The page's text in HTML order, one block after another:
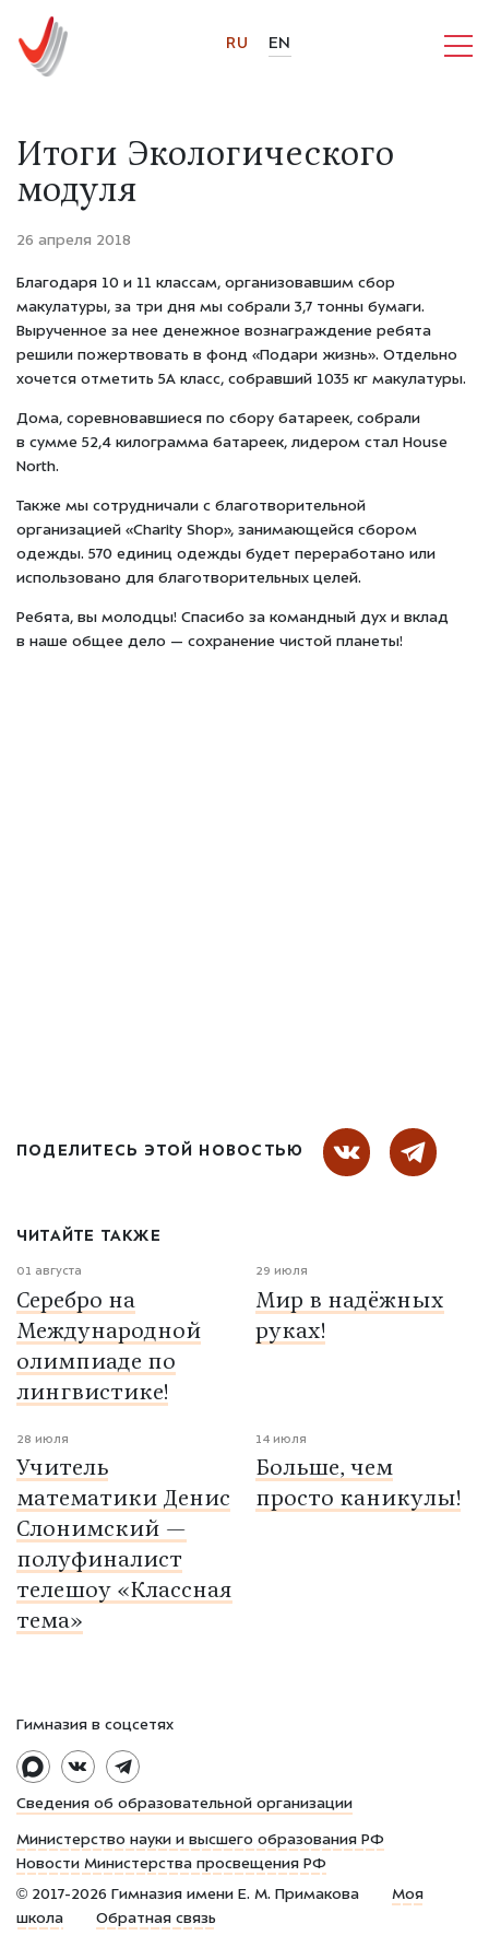
RU EN
Итоги Экологического
модуля
26 апреля 2018
Благодаря 10 и 11 классам, организовавшим сбор
макулатуры, за три дня мы собрали 3,7 тонны бумаги.
Вырученное за нее денежное вознаграждение ребята
решили пожертвовать в фонд «Подари жизнь». Отдельно
хочется отметить 5А класс, собравший 1035 кг макулатуры.
Дома, соревновавшиеся по сбору батареек, собрали
в сумме 52,4 килограмма батареек, лидером стал House
North.
Также мы сотрудничали с благотворительной
организацией «Charity Shop», занимающейся сбором
одежды. 570 единиц одежды будет переработано или
использовано для благотворительных целей.
Ребята, вы молодцы! Спасибо за командный дух и вклад
в наше общее дело — сохранение чистой планеты!
ПОДЕЛИТЕСЬ ЭТОЙ НОВОСТЬЮ
ЧИТАЙТЕ ТАКЖЕ
01 августа
Серебро на
Международной
олимпиаде по
лингвистике!
29 июля
Мир в надёжных
руках!
28 июля
Учитель
математики Денис
Слонимский —
полуфиналист
телешоу «Классная
тема»
14 июля
Больше, чем
просто каникулы!
Сведения об образовательной организации
Министерство науки и высшего образования РФ
Новости Министерства просвещения РФ
© 2017-2026 Гимназия имени Е. М. Примакова
Моя
школа
Обратная связь
Гимназия в соцсетях